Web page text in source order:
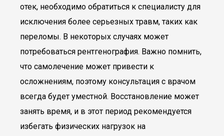
отек, необходимо обратиться к специалисту для
исключения более серьезных травм, таких как
переломы. В некоторых случаях может
потребоваться рентгенография. Важно помнить,
что самолечение может привести к
осложнениям, поэтому консультация с врачом
всегда будет уместной. Восстановление может
занять время, и в этот период рекомендуется
избегать физических нагрузок на